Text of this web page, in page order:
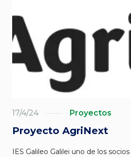
17/4/24 Proyectos
Proyecto AgriNext
IES Galileo Galilei uno de los